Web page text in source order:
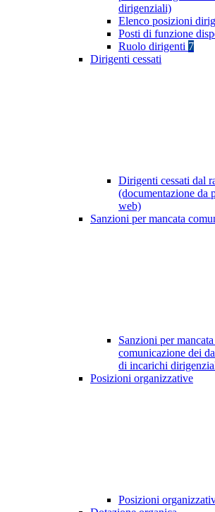
dirigenziali)
Elenco posizioni
Posti di funzione
Ruolo dirigenti 7
Dirigenti cessati
Dirigenti cessati dal
(documentazione da
web)
Sanzioni per mancata
Sanzioni per
comunicazione dei
di incarichi
Posizioni organizzative
Posizioni